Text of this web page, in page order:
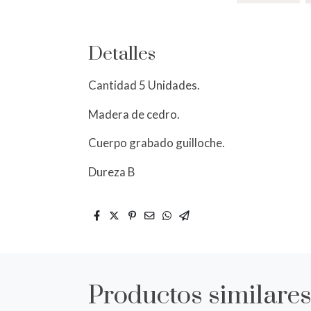
Detalles
Cantidad 5 Unidades.
Madera de cedro.
Cuerpo grabado guilloche.
Dureza B
Productos